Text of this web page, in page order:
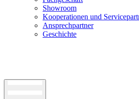
Showroom
Kooperationen und
Ansprechpartner
Geschichte